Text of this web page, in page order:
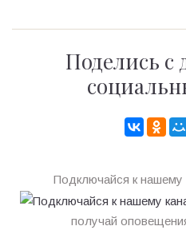
Поделись с
Подключайся к нашему
получай